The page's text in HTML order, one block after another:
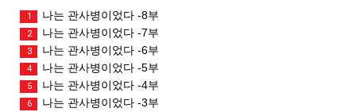
1 나는 관사병이었다 -8부
2 나는 관사병이었다 -7부
3 나는 관사병이었다 -6부
4 나는 관사병이었다 -5부
5 나는 관사병이었다 -4부
6 나는 관사병이었다 -3부